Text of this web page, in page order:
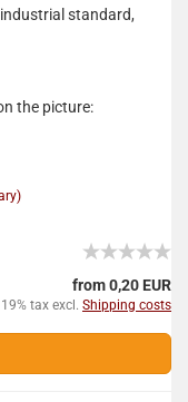
standard,
the picture:
from 0,20 EUR
tax excl. Shipping costs